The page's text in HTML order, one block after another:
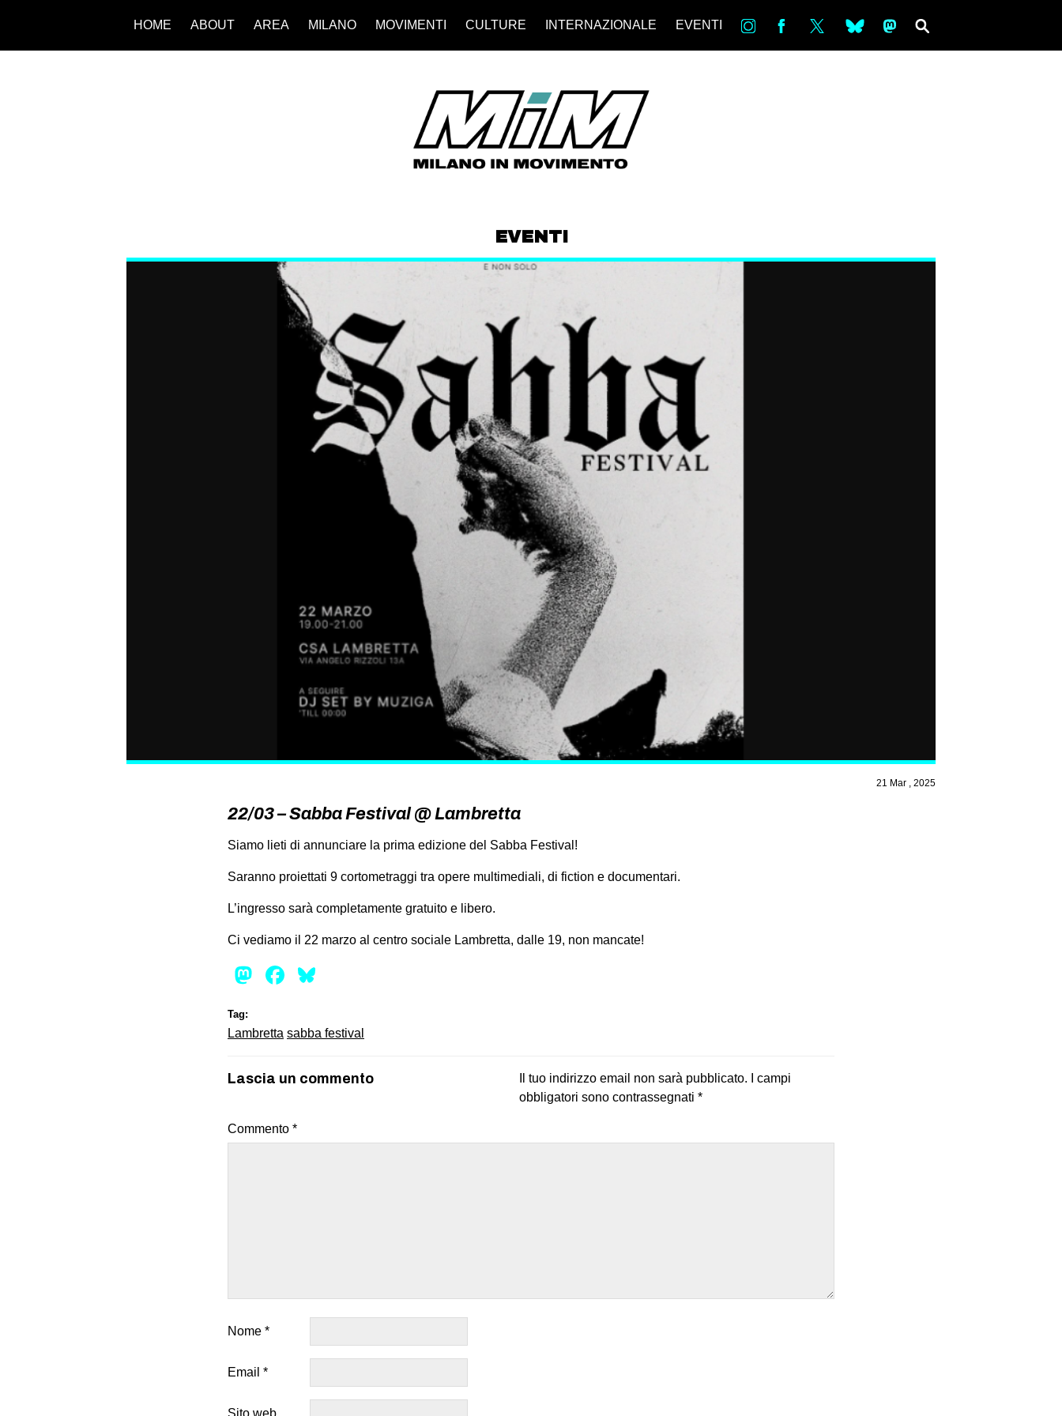
HOME ABOUT AREA MILANO MOVIMENTI CULTURE INTERNAZIONALE EVENTI in bsky ms
EVENTI
21 Mar , 2025
22/03 – Sabba Festival @ Lambretta
Siamo lieti di annunciare la prima edizione del Sabba Festival!
Saranno proiettati 9 cortometraggi tra opere multimediali, di fiction e documentari.
L’ingresso sarà completamente gratuito e libero.
Ci vediamo il 22 marzo al centro sociale Lambretta, dalle 19, non mancate!
Mastodon
Facebook
Tag:
Lambretta sabba festival
Lascia un commento Il tuo indirizzo email non sarà pubblicato.
I campi
obbligatori sono contrassegnati *
Commento *
Nome *
Email *